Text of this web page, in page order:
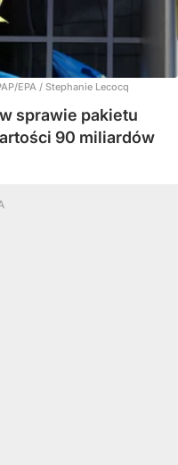
EPA / Stephanie Lecocq
sprawie pakietu
90 miliardów